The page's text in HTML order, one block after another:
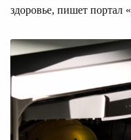
здоровье, пишет портал «